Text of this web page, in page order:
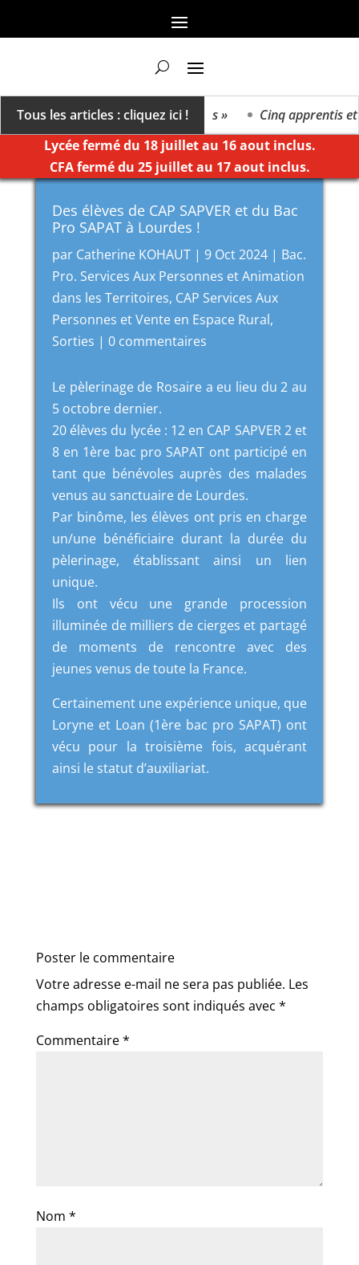
Tous les articles : cliquez ici !
va vers un millésime des extrêmes »
Cinq apprentis et
Lycée fermé du 18 juillet au 16 aout inclus.
CFA fermé du 25 juillet au 17 aout inclus.
Des élèves de CAP SAPVER et du Bac
Pro SAPAT à Lourdes !
par Catherine KOHAUT| 9 Oct 2024| Bac.
Pro. Services Aux Personnes et Animation
dans les Territoires, CAP Services Aux
Personnes et Vente en Espace Rural,
Sorties | 0 commentaires
Le pèlerinage de Rosaire a eu lieu du 2 au
5 octobre dernier.
20 élèves du lycée : 12 en CAP SAPVER 2 et
8 en 1ère bac pro SAPAT ont participé en
tant que bénévoles auprès des malades
venus au sanctuaire de Lourdes.
Par binôme, les élèves ont pris en charge
un/une bénéficiaire durant la durée du
pèlerinage, établissant ainsi un lien
unique.
Ils ont vécu une grande procession
illuminée de milliers de cierges et partagé
de moments de rencontre avec des
jeunes venus de toute la France.
Certainement une expérience unique, que
Loryne et Loan (1ère bac pro SAPAT) ont
vécu pour la troisième fois, acquérant
ainsi le statut d’auxiliariat.
Poster le commentaire
Votre adresse e-mail ne sera pas publiée. Les
champs obligatoires sont indiqués avec *
Commentaire*
Nom *